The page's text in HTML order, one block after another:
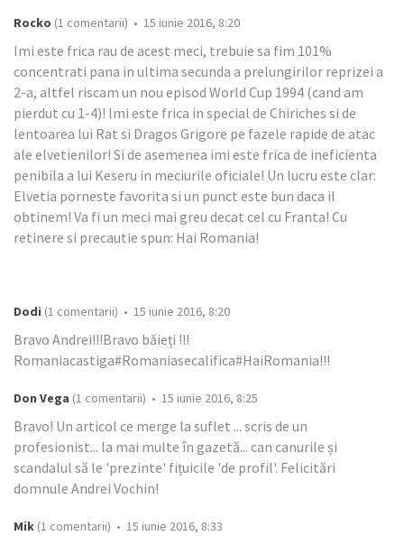
Rocko (1 comentarii) • 15 iunie 2016, 8:20
Imi este frica rau de acest meci, trebuie sa fim 101%
concentrati pana in ultima secunda a prelungirilor reprizei a
2-a, altfel riscam un nou episod World Cup 1994 (cand am
pierdut cu 1-4)! Imi este frica in special de Chiriches si de
lentoarea lui Rat si Dragos Grigore pe fazele rapide de atac
ale elvetienilor! Si de asemenea imi este frica de ineficienta
penibila a lui Keseru in meciurile oficiale! Un lucru este clar:
Elvetia porneste favorita si un punct este bun daca il
obtinem! Va fi un meci mai greu decat cel cu Franta! Cu
retinere si precautie spun: Hai Romania!
Dodi (1 comentarii) • 15 iunie 2016, 8:20
Bravo Andrei!!!Bravo băieți !!!
Romaniacastiga#Romaniasecalifica#HaiRomania!!!
Don Vega (1 comentarii) • 15 iunie 2016, 8:25
Bravo! Un articol ce merge la suflet ... scris de un
profesionist... la mai multe în gazetă... can canurile și
scandalul să le 'prezinte' fițuicile 'de profil'. Felicitări
domnule Andrei Vochin!
Mik (1 comentarii) • 15 iunie 2016, 8:33